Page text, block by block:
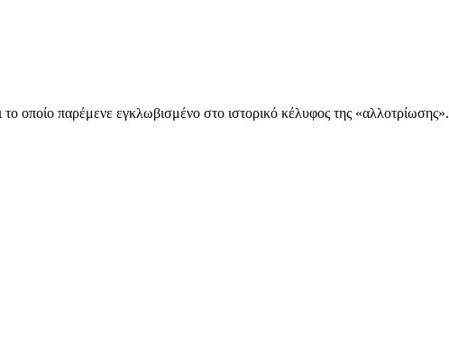
οποίο παρέμενε εγκλωβισμένο στο ιστορικό κέλυφος της «αλλοτρίωσης».